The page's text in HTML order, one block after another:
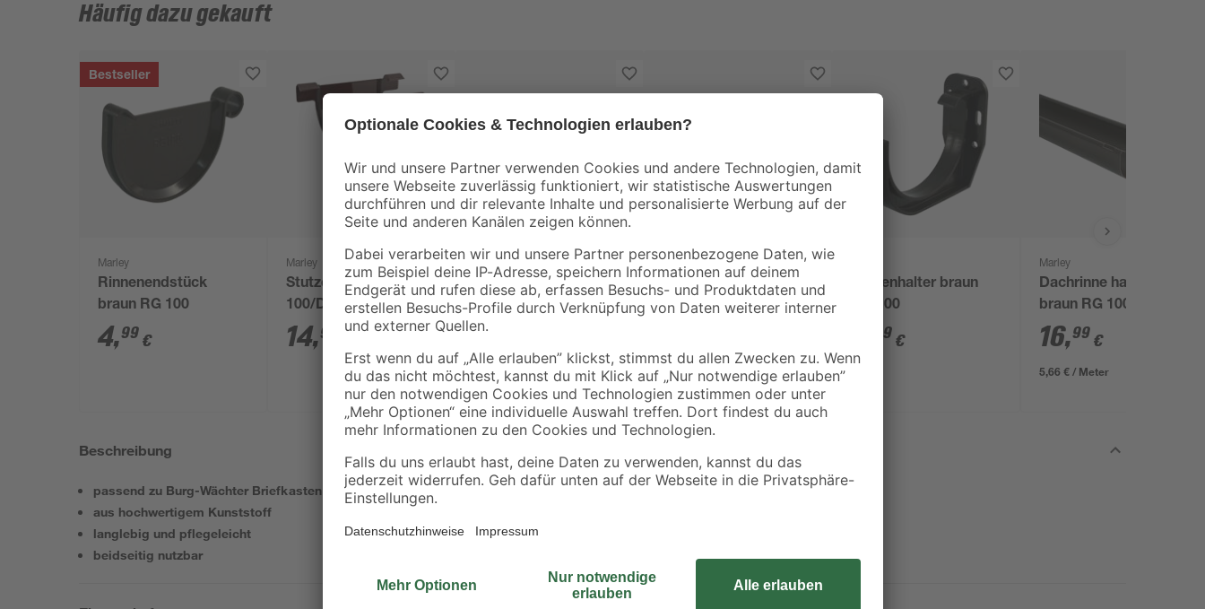
Häufig dazu gekauft
Bestseller
Marley
Rinnenendstück
braun RG 100
4,99 €
Marley
Stutzen braun RG
100/DN 75
14,99
Schale braun RG 100
7
Fallrohr braun DN 75
250 cm
5,00 € / Meter
Rinnenhalter braun
RG 100
99 €
Marley
Dachrinne halbrund
braun RG 100 300 cm
16,99 €
5,66 € / Meter
Beschreibung
passend zu Burg-Wächter Briefkasten Classico und Swing
aus hochwertigem Kunststoff
langlebig und pflegeleicht
beidseitig nutzbar